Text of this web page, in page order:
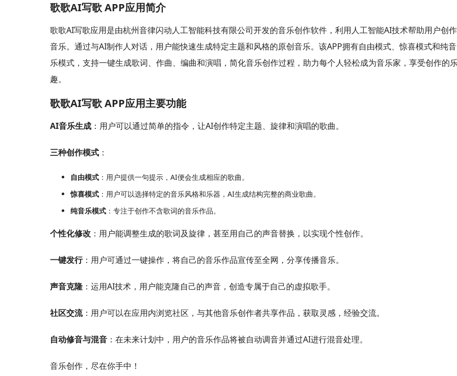
歌歌AI写歌 APP应用简介
歌歌AI写歌应用是由杭州音律闪动人工智能科技有限公司开发的音乐创作软件，利用人工智能AI技术帮助用户创作
音乐。通过与AI制作人对话，用户能快速生成特定主题和风格的原创音乐。该APP拥有自由模式、惊喜模式和纯音
乐模式，支持一键生成歌词、作曲、编曲和演唱，简化音乐创作过程，助力每个人轻松成为音乐家，享受创作的
趣。
歌歌AI写歌 APP应用主要功能
AI音乐生成 ：用户可以通过简单的指令，让AI创作特定主题、旋律和演唱的歌曲。
三种创作模式 ：
自由模式 ：用户提供一句提示，AI便会生成相应的歌曲。
惊喜模式 ：用户可以选择特定的音乐风格和乐器，AI生成结构完整的商业歌曲。
纯音乐模式 ：专注于创作不含歌词的音乐作品。
个性化修改 ：用户能调整生成的歌词及旋律，甚至用自己的声音替换，以实现个性创作。
一键发行：用户可通过一键操作，将自己的音乐作品宣传至全网，分享传播音乐。
声音克隆 ：运用AI技术，用户能克隆自己的声音，创造专属于自己的虚拟歌手。
社区交流：用户可以在应用内浏览社区，与其他音乐创作者共享作品，获取灵感，经验交流。
自动修音与混音 ：在未来计划中，用户的音乐作品将被自动调音并通过AI进行混音处理。
音乐创作，尽在你手中！